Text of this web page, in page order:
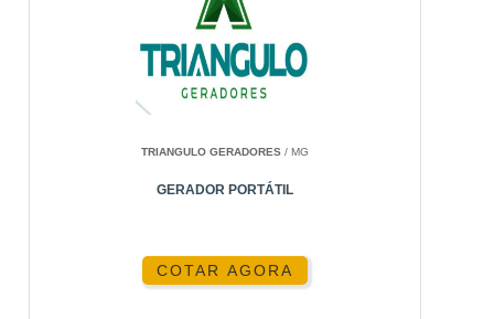
TRIANGULO GERADORES / MG
GERADOR PORTÁTIL
COTAR AGORA